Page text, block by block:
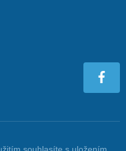
souhlasíte s uložením